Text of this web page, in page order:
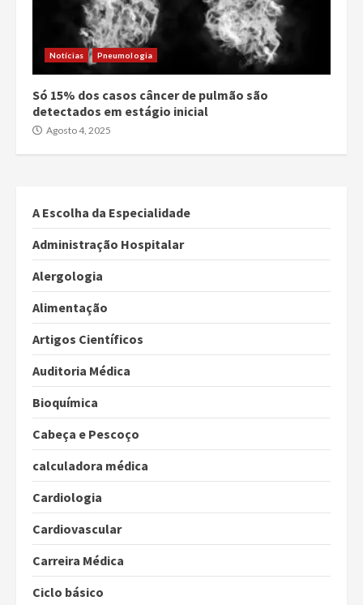
Notícias Pneumologia
Só 15% dos casos câncer de pulmão são
detectados em estágio inicial
Agosto 4, 2025
A Escolha da Especialidade
Administração Hospitalar
Alergologia
Alimentação
Artigos Científicos
Auditoria Médica
Bioquímica
Cabeça e Pescoço
calculadora médica
Cardiologia
Cardiovascular
Carreira Médica
Ciclo básico